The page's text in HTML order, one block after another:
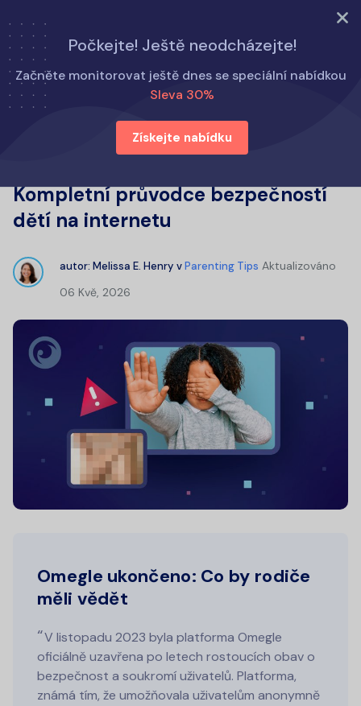
VYZKOUŠET NYNÍ
Počkejte! Ještě neodcházejte!
Začněte monitorovat ještě dnes se speciální nabídkou
Sleva 30%
Získejte nabídku
Domů
Tipy pro rodiče
Je Omegle vhodný pro děti? Kompletní průvodce
bezpečností dětí na internetu
Kompletní průvodce bezpečností
dětí na internetu
autor: Melissa E. Henry vParenting Tips Aktualizováno
06 Kvě, 2026
Omegle ukončeno: Co by rodiče
měli vědět
V listopadu 2023 byla platforma Omegle
oficiálně uzavřena po letech rostoucích obav o
bezpečnost a soukromí uživatelů. Platforma,
známá tím, že umožňovala uživatelům anonymně